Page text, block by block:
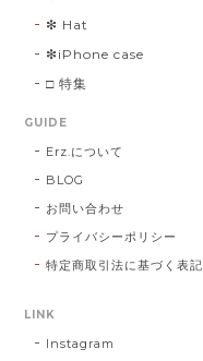
❇︎ Hat
❇︎iPhone case
□ 特集
GUIDE
Erz.について
BLOG
お問い合わせ
プライバシーポリシー
特定商取引法に基づく表記
LINK
Instagram